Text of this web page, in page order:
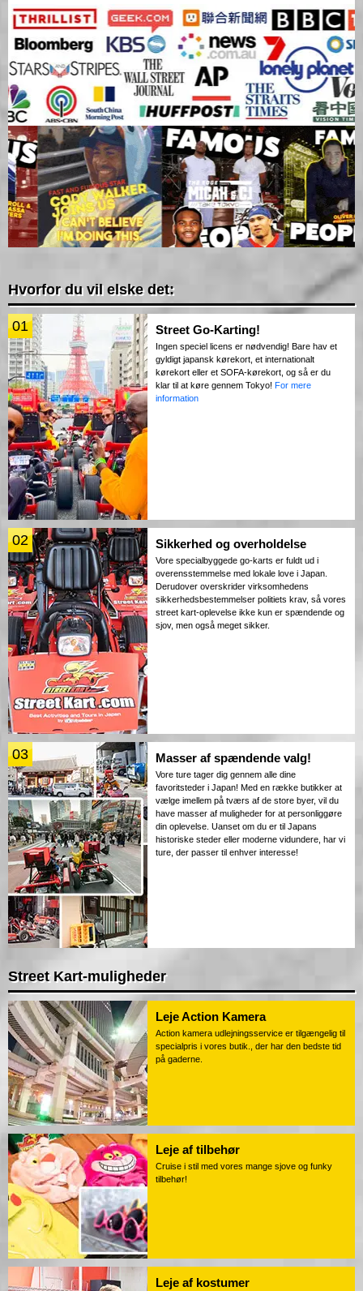
Hvorfor du vil elske det:
01 Street Go-Karting!
Ingen speciel licens er nødvendig! Bare hav et
gyldigt japansk kørekort, et internationalt
kørekort eller et SOFA-kørekort, og så er du
klar til at køre gennem Tokyo! For mere
information
02 Sikkerhed og overholdelse
Vore specialbyggede go-karts er fuldt ud i
overensstemmelse med lokale love i Japan.
Derudover overskrider virksomhedens
sikkerhedsbestemmelser politiets krav, så vores
street kart-oplevelse ikke kun er spændende og
sjov, men også meget sikker.
03 Masser af spændende valg!
Vore ture tager dig gennem alle dine
favoritsteder i Japan! Med en række butikker at
vælge imellem på tværs af de store byer, vil du
have masser af muligheder for at personliggøre
din oplevelse. Uanset om du er til Japans
historiske steder eller moderne vidundere, har vi
ture, der passer til enhver interesse!
Street Kart-muligheder
Leje Action Kamera
Action kamera udlejningsservice er tilgængelig til
specialpris i vores butik., der har den bedste tid
på gaderne.
Leje af tilbehør
Cruise i stil med vores mange sjove og funky
tilbehør!
Leje af kostumer